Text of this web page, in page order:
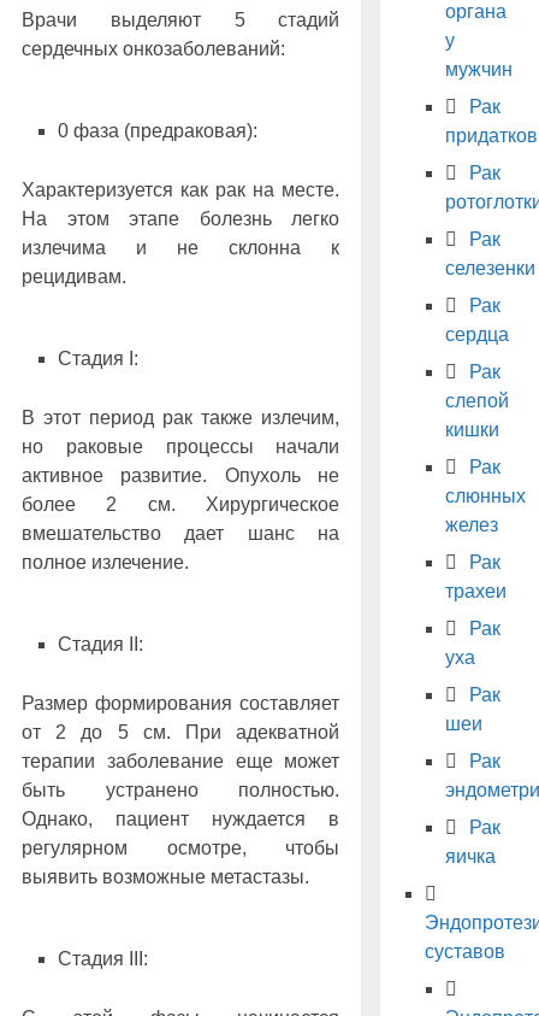
Врачи выделяют 5 стадий
сердечных онкозаболеваний:
0 фаза (предраковая):
Характеризуется как рак на месте.
На этом этапе болезнь легко
излечима и не склонна к
рецидивам.
Стадия I:
В этот период рак также излечим,
но раковые процессы начали
активное развитие. Опухоль не
более 2 см. Хирургическое
вмешательство дает шанс на
полное излечение.
Стадия II:
Размер формирования составляет
от 2 до 5 см. При адекватной
терапии заболевание еще может
быть устранено полностью.
Однако, пациент нуждается в
регулярном осмотре, чтобы
выявить возможные метастазы.
Стадия III:
органа
у
мужчин
Рак
придатков
Рак
Рак
селезенки
Рак
сердца
Рак
слепой
кишки
Рак
слюнных
желез
Рак
трахеи
Рак
уха
Рак
шеи
Рак
Рак
яичка
суставов